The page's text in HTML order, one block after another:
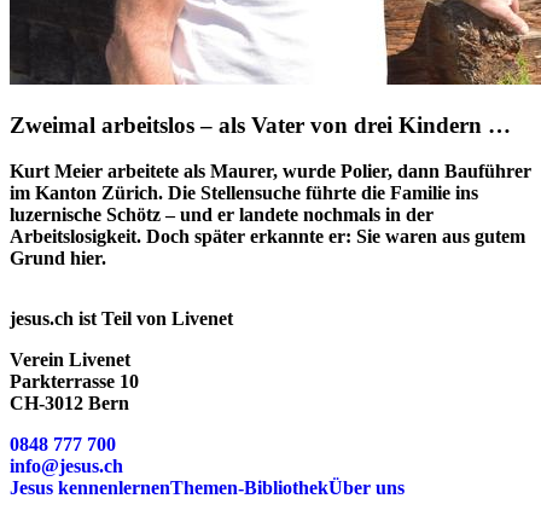
Zweimal arbeitslos – als Vater von drei Kindern …
Kurt Meier arbeitete als Maurer, wurde Polier, dann Bauführer
im Kanton Zürich. Die Stellensuche führte die Familie ins
luzernische Schötz – und er landete nochmals in der
Arbeitslosigkeit. Doch später erkannte er: Sie waren aus gutem
Grund hier.
jesus.ch ist Teil von Livenet
Verein Livenet
Parkterrasse 10
CH-3012 Bern
0848 777 700
info@jesus.ch
Jesus kennenlernenThemen-BibliothekÜber uns